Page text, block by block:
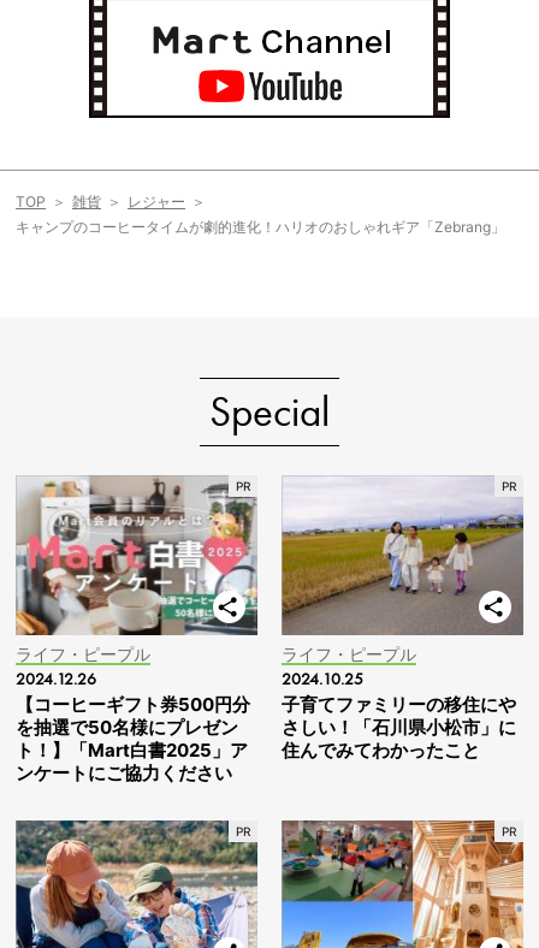
TOP 雑貨
レジャー
キャンプのコーヒータイムが劇的進化！ハリオのおしゃれギア「Zebrang」
Special
ライフ・ピープル
2024.12.26
【コーヒーギフト券500円分
を抽選で50名様にプレゼン
ト！】「Mart白書2025」ア
ンケートにご協力ください
ライフ・ピープル
2024.10.25
子育てファミリーの移住にや
さしい！「石川県小松市」に
住んでみてわかったこと